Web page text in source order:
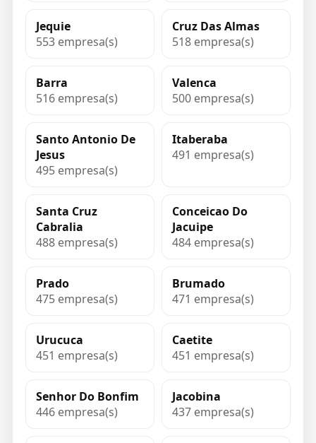
Jequie
553 empresa(s)
Cruz Das Almas
518 empresa(s)
Barra
516 empresa(s)
Valenca
500 empresa(s)
Santo Antonio De
Jesus
495 empresa(s)
Itaberaba
491 empresa(s)
Santa Cruz
Cabralia
488 empresa(s)
Conceicao Do
Jacuipe
484 empresa(s)
Prado
475 empresa(s)
Brumado
471 empresa(s)
Urucuca
451 empresa(s)
Caetite
451 empresa(s)
Senhor Do Bonfim
446 empresa(s)
Jacobina
437 empresa(s)